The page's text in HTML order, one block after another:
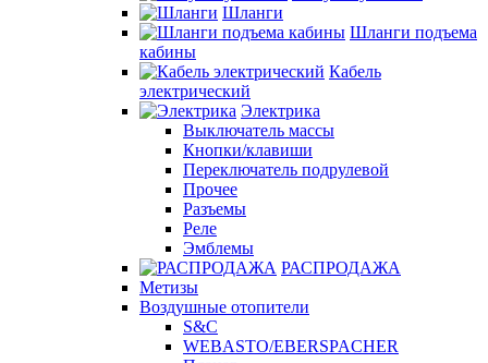
Шланги
Шланги подъема
кабины
Кабель
электрический
Электрика
Выключатель массы
Кнопки/клавиши
Переключатель подрулевой
Прочее
Разъемы
Реле
Эмблемы
РАСПРОДАЖА
Метизы
Воздушные отопители
S&C
WEBASTO/EBERSPACHER